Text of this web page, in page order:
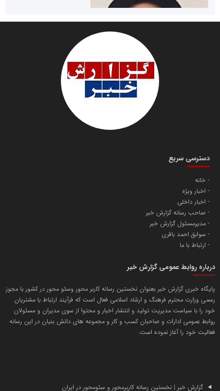
دانشگاه سئوی ایران
پایگاه اطلاع رسانی اعتلای نهادهای مردمی
سازمان صنعت،معدن و تجارت
آهن و فولاد غدیر ایرانیان
تامین آهن اسفنجی تولیدکنندگان فولاد در کشور
تریبون
مریم حاج نوروز نظری
مسعودصادقی
محمدعلی کرمعلی
دسترسی سریع
خانه
اخبار ویژه
اخبار داخلی
صاحب رسانه گزارش خبر
مدیرمسئول گزارش خبر
سوابق احمد باقری
ارتباط با ما
درباره روابط عمومی گزارش خبر
پایگاه خبری گزارش خبر بعنوان نخستین رسانه کاربر محور وسئو محور در کشور با مجوز
رسمی وزارت محترم فرهنگ و ارشاد اسلامی فعال است که فرآیند ارتباط با مشتریان
خود را با سیاست مدیریت تولید و انتشار اخبار و محتوا از سوی مدیران و مسئولان
روابط عمومی ادارات و صاحبان کسب و کار و مجموعه های دانش بنیان در این رسانه
فعالیت خود را آغاز نموده است.
گزارش خبر | نخستین رسانه کاربرمحور و سئومحور در ایران